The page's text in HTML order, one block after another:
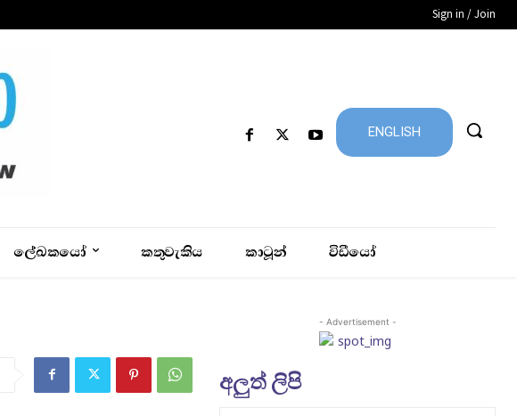
Sign in / Join
ENGLISH
ලේඛකයෝ කතුවැකිය කාටූන් විඩීයෝ
- Advertisement -
අලුත් ලිපි